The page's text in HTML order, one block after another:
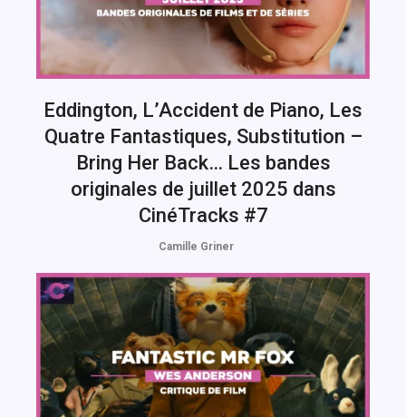
Eddington, L’Accident de Piano, Les
Quatre Fantastiques, Substitution –
Bring Her Back… Les bandes
originales de juillet 2025 dans
CinéTracks #7
Camille Griner